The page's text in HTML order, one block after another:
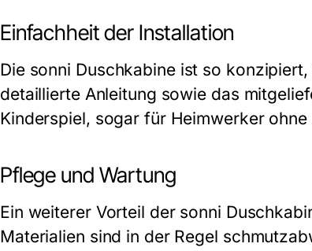
Einfachheit der Installation
Die sonni Duschkabine ist so
detaillierte Anleitung sowie das
Kinderspiel, sogar für Heimwerker
Pflege und Wartung
Ein weiterer Vorteil der sonni
Materialien sind in der Regel